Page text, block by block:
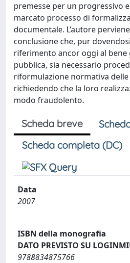
premesse per un progressivo
marcato processo di
documentale. L’autore
conclusione che, pur
riferimento ancor oggi al
pubblica, sia necessario
riformulazione normativa
richiedendo che la loro
modo fraudolento.
Scheda breve
Scheda completa (DC)
Data
2007
ISBN della monografia
DATO PREVISTO SU
9788834875766